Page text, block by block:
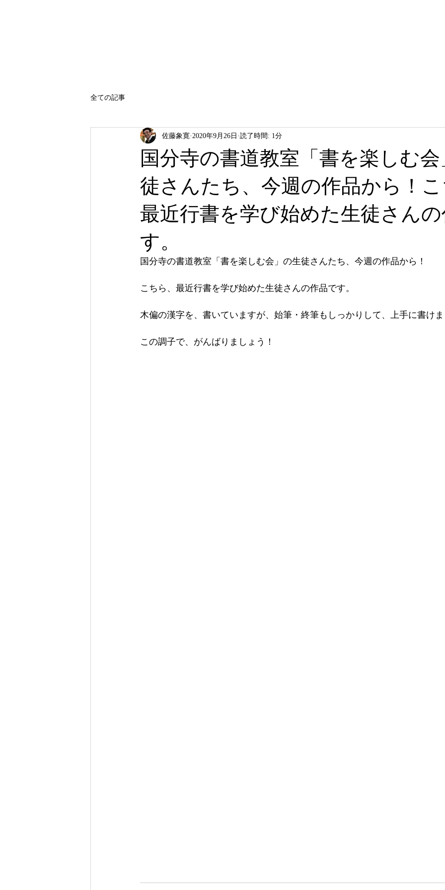
全ての記事
国分寺の書道教室「書を楽しむ
徒さんたち、今週の作品から！
最近行書を学び始めた生徒さん
す。
佐藤象寛 2020年9月26日 読了時間: 1分
国分寺の書道教室「書を楽しむ会」の生徒さんたち、今週の作品から！
こちら、最近行書を学び始めた生徒さんの作品です。
木偏の漢字を、書いていますが、始筆・終筆もしっかりして、上手に書け
この調子で、がんばりましょう！